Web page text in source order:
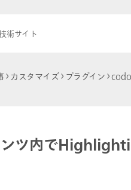
術サイト
カスタマイズ プラグイン
ツ内で